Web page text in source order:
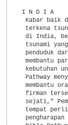
I N D I A
Kabar baik
terkena
di India,
tsunami
penduduk
membantu
kebutuhan
Pathway
membantu
firman
sejati,"
tempat
pengharapan